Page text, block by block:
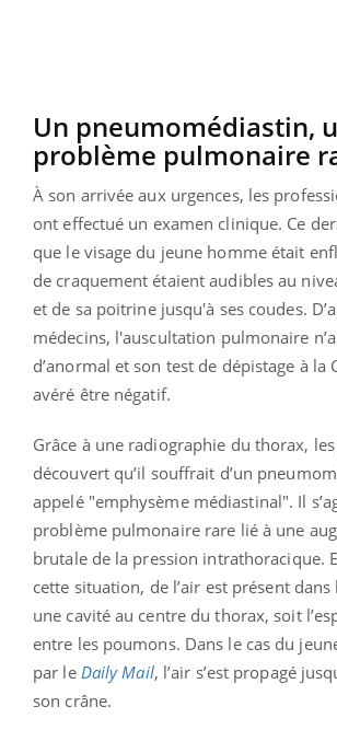
Un pneumomédiastin,
problème pulmonaire
À son arrivée aux urgences, les
ont effectué un examen clinique. Ce
que le visage du jeune homme était
de craquement étaient audibles au
et de sa poitrine jusqu'à ses coudes.
médecins, l'auscultation pulmonaire
d’anormal et son test de dépistage à la
avéré être négatif.
Grâce à une radiographie du thorax,
découvert qu’il souffrait d’un
appelé "emphysème médiastinal". Il
problème pulmonaire rare lié à une
brutale de la pression intrathoracique.
cette situation, de l’air est présent
une cavité au centre du thorax, soit
entre les poumons. Dans le cas du
par le Daily Mail, l’air s’est propagé
son crâne.